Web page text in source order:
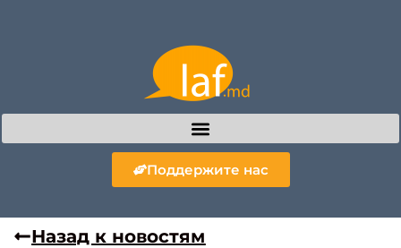
Поддержите нас
Назад к новостям